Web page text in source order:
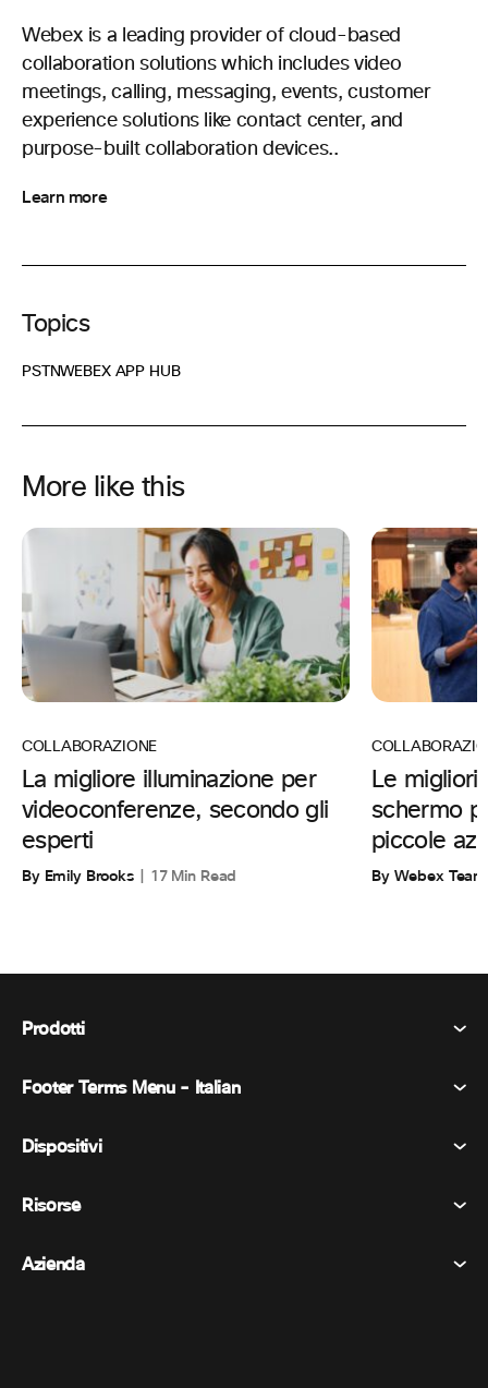
Webex is a leading provider of cloud-based
collaboration solutions which includes video
meetings, calling, messaging, events, customer
experience solutions like contact center, and
purpose-built collaboration devices..
Learn more
Topics
PSTNWEBEX APP HUB
More like this
COLLABORAZIONE
La migliore illuminazione per
videoconferenze, secondo gli
esperti
By Emily Brooks 17 Min Read
Le migliori
schermo
piccole
By Webex Team
Prodotti
Webex Suite
Messaggistica
Eventi
Footer Terms Menu - Italian
Termini e condizioni
Marchi
Dispositivi
Dispositivi della stanza
Risorse
Prezzi
Azienda